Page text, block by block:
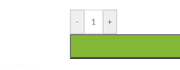
- +